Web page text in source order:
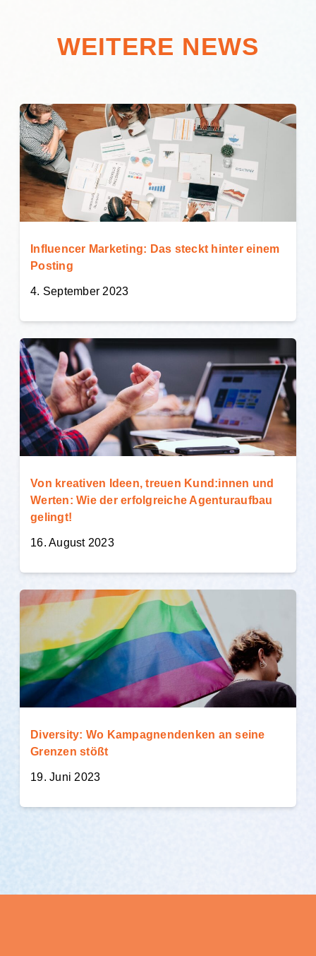
WEITERE NEWS
Influencer Marketing: Das steckt hinter einem
Posting
4. September 2023
Von kreativen Ideen, treuen Kund:innen und
Werten: Wie der erfolgreiche Agenturaufbau
gelingt!
16. August 2023
Diversity: Wo Kampagnendenken an seine
Grenzen stößt
19. Juni 2023